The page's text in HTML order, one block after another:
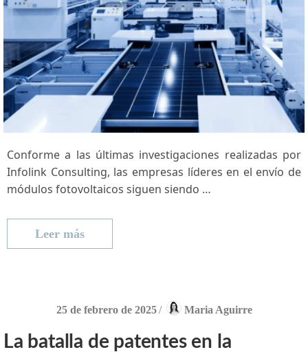
Conforme a⁢ las últimas investigaciones realizadas ​por
Infolink Consulting, las empresas líderes en el envío de
módulos fotovoltaicos siguen siendo …
Leer más
25 de febrero de 2025 / Maria Aguirre
La batalla de patentes en la